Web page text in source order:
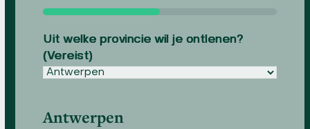
50%
Uit welke provincie wil je ontlenen?
(Vereist)
Antwerpen